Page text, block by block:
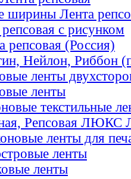
ширины Лента
с рисунком
репсовая (Россия)
Нейлон, Риббон
ленты
ленты
текстильные
Репсовая ЛЮКС
ленты для
ленты
ленты